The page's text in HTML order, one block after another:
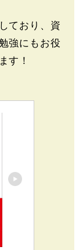
ており、資
強にもお役
す！